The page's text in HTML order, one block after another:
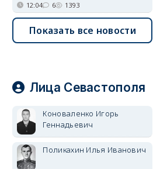
12:04 6 1393
Показать все новости
Лица Севастополя
Коноваленко Игорь
Геннадьевич
Поликахин Илья Иванович